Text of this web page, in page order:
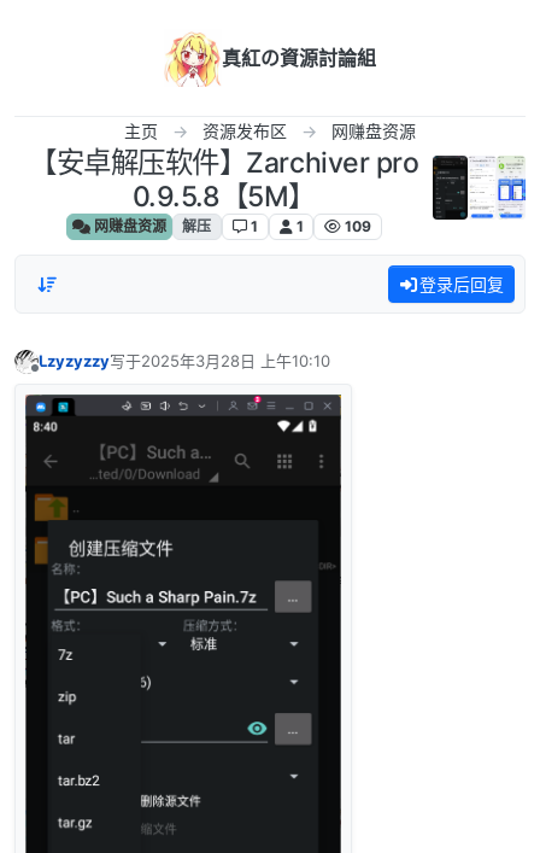
真紅の資源討論組
主页 资源发布区 网赚盘资源
【安卓解压软件】Zarchiver pro
0.9.5.8【5M】
网赚盘资源 解压 1 1 109
登录后回复
Lzyzyzzy写于2025年3月28日 上午10:10
最后由 编辑